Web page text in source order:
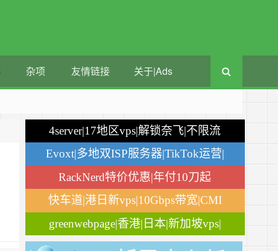
杂项 友情链接 关于|Ads
4server|17地区vps|解锁奈飞|不限流
量
Evoxt|多地双ISP服务器|TikTok运营|
月付$2.84
RackNerd特价优惠|年付10刀起
快车道|港日新vps|10Gbps带宽|CMI
greenwebpage|香港|日本|新加坡vps|
移动直连